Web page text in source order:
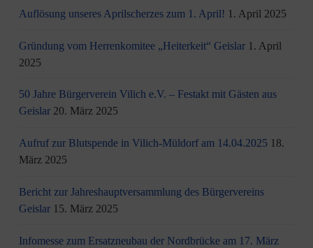
Auflösung unseres Aprilscherzes zum 1. April! 1. April 2025
Gründung vom Herrenkomitee „Heiterkeit“ Geislar 1. April
2025
50 Jahre Bürgerverein Vilich e.V. – Festakt mit Gästen aus
Geislar 20. März 2025
Aufruf zur Blutspende in Vilich-Müldorf am 14.04.2025 18.
März 2025
Bericht zur Jahreshauptversammlung des Bürgervereins
Geislar 15. März 2025
Infomesse zum Ersatzneubau der Nordbrücke am 17. März